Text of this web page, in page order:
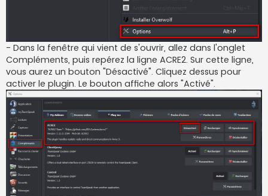
- Dans la fenêtre qui vient de s'ouvrir, allez dans l'onglet
Compléments, puis repérez la ligne ACRE2. Sur cette ligne,
vous aurez un bouton "Désactivé". Cliquez dessus pour
activer le plugin. Le bouton affiche alors "Activé".